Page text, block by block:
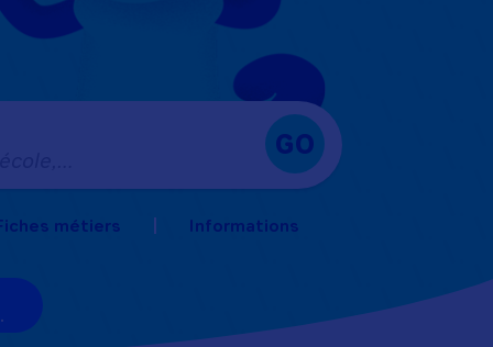
GO
métiers Informations